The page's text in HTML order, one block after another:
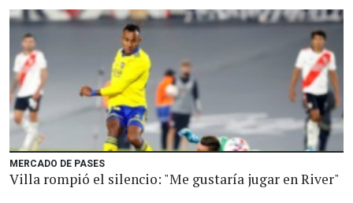
MERCADO DE PASES
Villa rompió el silencio: "Me gustaría jugar en River"